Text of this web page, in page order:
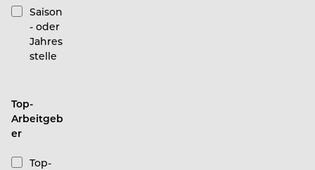
Saison
- oder
Jahres
stelle
Top-
Arbeitgeb
er
Top-